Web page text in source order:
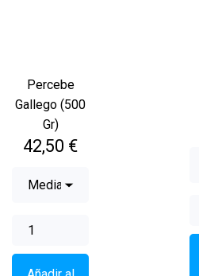
Percebe
Gallego (500
Gr)
Precio
42,50 €